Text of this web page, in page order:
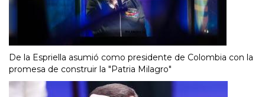
De la Espriella asumió como presidente de Colombia con la
promesa de construir la "Patria Milagro"